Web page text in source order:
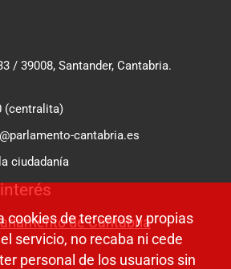
/ 39008, Santander, Cantabria.
(centralita)
cantabria.es
ciudadanía
de Cantabria
cookies de terceros y propias
servicio, no recaba ni cede
personal de los usuarios sin